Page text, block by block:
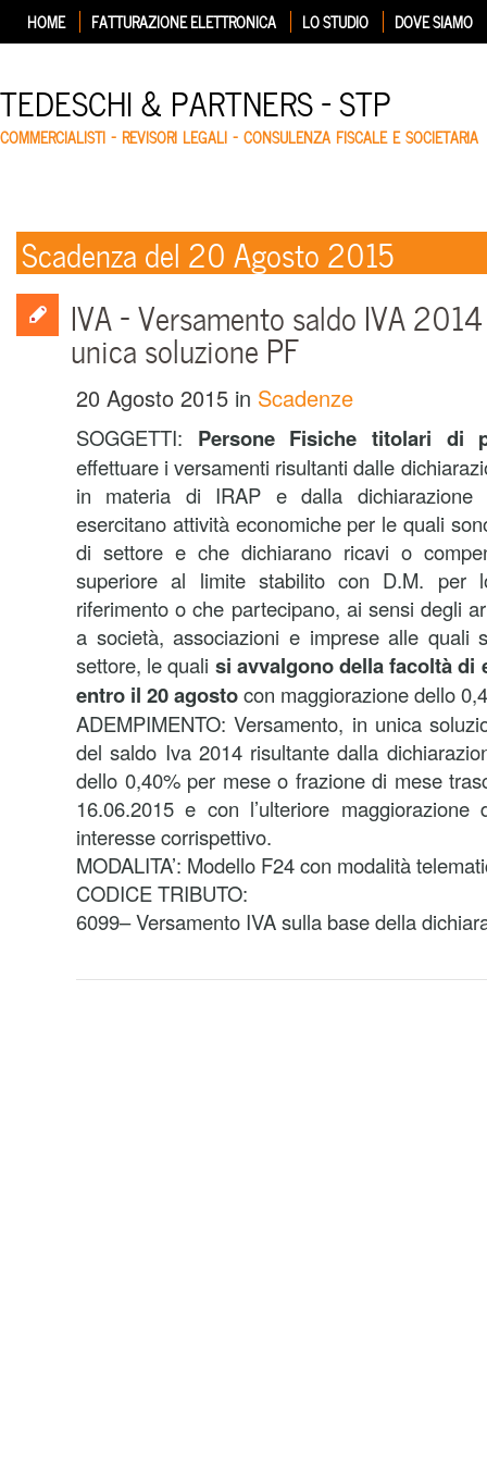
HOME FATTURAZIONE ELETTRONICA LO STUDIO DOVE SIAMO
TEDESCHI & PARTNERS – STP
COMMERCIALISTI – REVISORI LEGALI – CONSULENZA FISCALE E SOCIETARIA
Scadenza del 20 Agosto 2015
IVA – Versamento saldo IVA
unica soluzione PF
20 Agosto 2015 in Scadenze
SOGGETTI: Persone Fisiche titolari di
effettuare i versamenti risultanti dalle
in materia di IRAP e dalla dichiarazione
esercitano attività economiche per le quali
di settore e che dichiarano ricavi o
superiore al limite stabilito con D.M. per
riferimento o che partecipano, ai sensi degli
a società, associazioni e imprese alle quali
settore, le quali si avvalgono della facoltà di
entro il 20 agostocon maggiorazione dello
ADEMPIMENTO: Versamento, in unica
del saldo Iva 2014 risultante dalla
dello 0,40% per mese o frazione di mese
16.06.2015 e con l’ulteriore
interesse corrispettivo.
MODALITA’: Modello F24 con modalità
CODICE TRIBUTO:
6099– Versamento IVA sulla base della